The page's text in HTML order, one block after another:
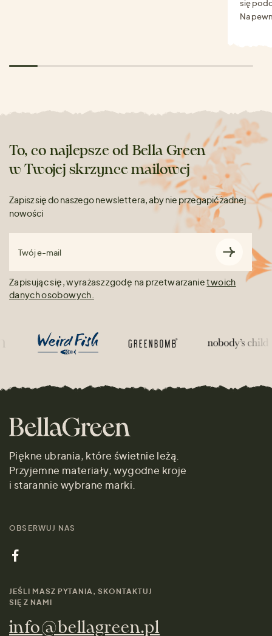
się
Na
To, co najlepsze od Bella Green
w Twojej skrzynce mailowej
Zapisz się do naszego newslettera, aby nie przegapić żadnej
nowości
Twój e-mail
Zapisując się, wyrażasz zgodę na przetwarzanietwoich
danych osobowych.
Piękne ubrania, które świetnie leżą.
Przyjemne materiały, wygodne kroje
i starannie wybrane marki.
OBSERWUJ NAS
JEŚLI MASZ PYTANIA, SKONTAKTUJ
SIĘ Z NAMI
info@bellagreen.pl